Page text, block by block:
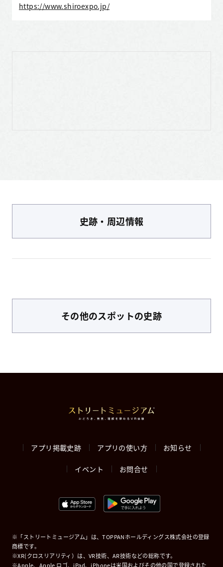
https://www.shiroexpo.jp/
史跡・周辺情報
その他のスポットの史跡
アプリ掲載史跡 アプリの使い方 お知らせ
イベント お問合せ
※「ストリートミュージアム」は、TOPPANホールディングス株式会社の登録
商標です。
※XR(クロスリアリティ）は、VR技術、AR技術などの総称です。
※Apple、Apple ロゴ、iPad、iPhoneは米国およびその他の国で登録された